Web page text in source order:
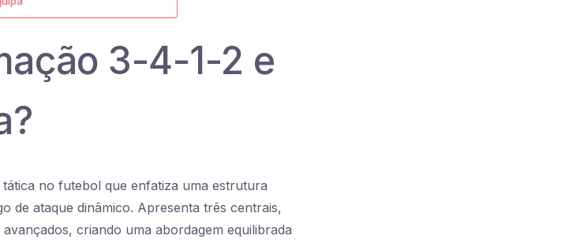
3-4-1-2 e
no futebol que enfatiza uma estrutura
de ataque dinâmico. Apresenta três centrais,
criando uma abordagem equilibrada